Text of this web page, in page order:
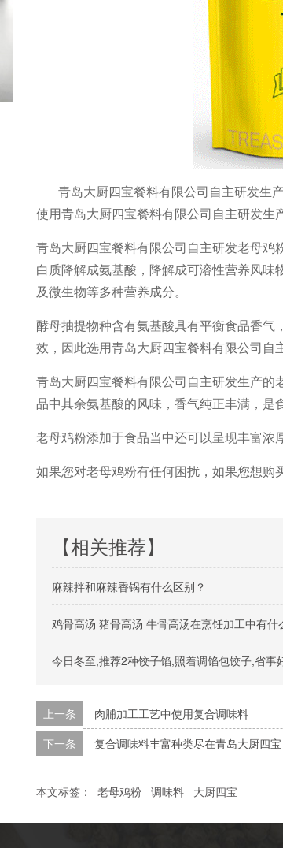
青岛大厨四宝餐料有限公司自主研发生
使用青岛大厨四宝餐料有限公司自主研发生
青岛大厨四宝餐料有限公司自主研发老母
白质降解成氨基酸，降解成可溶性营养风
及微生物等多种营养成分。
酵母抽提物种含有氨基酸具有平衡食品香
效，因此选用青岛大厨四宝餐料有限公司自
青岛大厨四宝餐料有限公司自主研发生产
品中其余氨基酸的风味，香气纯正丰满，是
老母鸡粉添加于食品当中还可以呈现丰富浓
如果您对老母鸡粉有任何困扰，如果您想购
【相关推荐】
麻辣拌和麻辣香锅有什么区别？
鸡骨高汤 猪骨高汤 牛骨高汤在烹饪加工中有什
今日冬至,推荐2种饺子馅,照着调馅包饺子,省事
上一条
肉脯加工工艺中使用复合调味料
下一条 复合调味料丰富种类尽在青岛大厨四宝
本文标签： 老母鸡粉 调味料 大厨四宝